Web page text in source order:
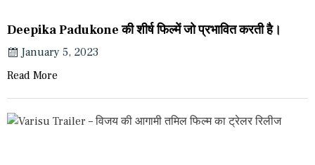
Deepika Padukone की शीर्ष फिल्में जो प्रभावित करती है।
January 5, 2023
Read More